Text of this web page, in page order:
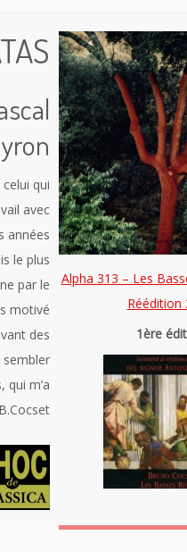
qui
avec
années
le plus
par le
motivé
des
sembler
qui m’a
Alpha 313 – Les
Réédition
1ère